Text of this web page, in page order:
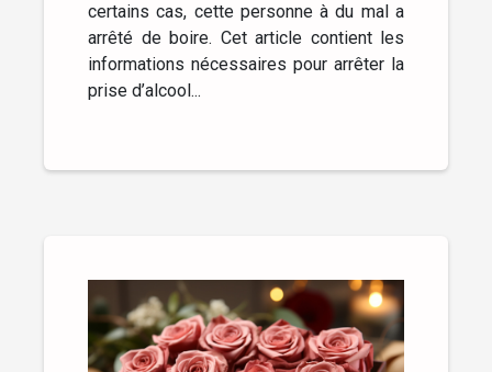
certains cas, cette personne à du mal a
arrêté de boire. Cet article contient les
informations nécessaires pour arrêter la
prise d’alcool...